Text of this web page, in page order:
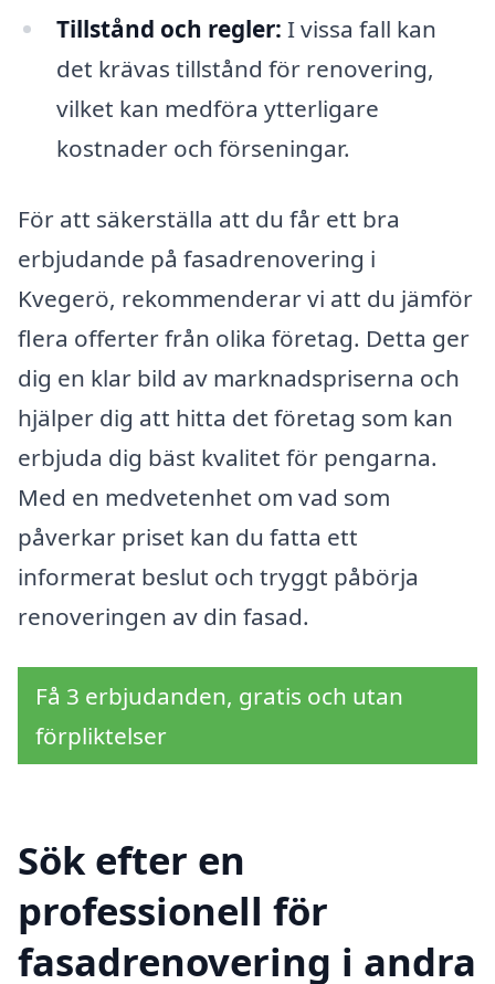
Tillstånd och regler: I vissa fall kan
det krävas tillstånd för renovering,
vilket kan medföra ytterligare
kostnader och förseningar.
För att säkerställa att du får ett bra
erbjudande på fasadrenovering i
Kvegerö, rekommenderar vi att du jämför
flera offerter från olika företag. Detta ger
dig en klar bild av marknadspriserna och
hjälper dig att hitta det företag som kan
erbjuda dig bäst kvalitet för pengarna.
Med en medvetenhet om vad som
påverkar priset kan du fatta ett
informerat beslut och tryggt påbörja
renoveringen av din fasad.
Få 3 erbjudanden, gratis och utan
förpliktelser
Sök efter en
professionell för
fasadrenovering i andra